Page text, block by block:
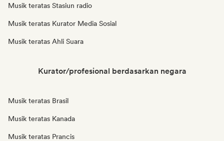
Musik teratas Stasiun radio
Musik teratas Kurator Media Sosial
Musik teratas Ahli Suara
Kurator/profesional berdasarkan negara
Musik teratas Brasil
Musik teratas Kanada
Musik teratas Prancis